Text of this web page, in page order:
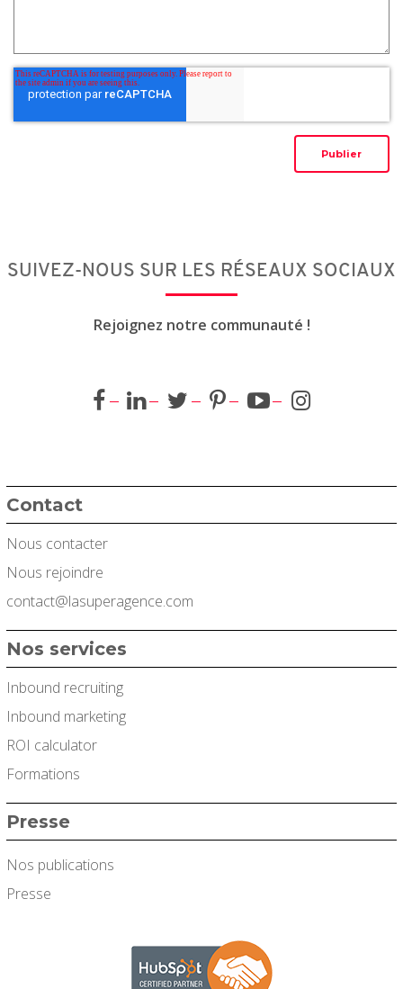
SUIVEZ-NOUS SUR LES RÉSEAUX SOCIAUX
Rejoignez notre communauté !
Contact
Nous contacter
Nous rejoindre
contact@lasuperagence.com
Nos services
Inbound recruiting
Inbound marketing
ROI calculator
Formations
Presse
Nos publications
Presse